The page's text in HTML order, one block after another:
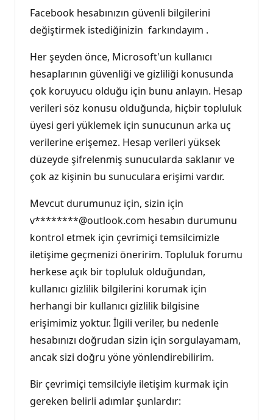
Facebook hesabınızın güvenli bilgilerini
değiştirmek istediğinizin farkındayım .
Her şeyden önce, Microsoft'un kullanıcı
hesaplarının güvenliği ve gizliliği konusunda
çok koruyucu olduğu için bunu anlayın. Hesap
verileri söz konusu olduğunda, hiçbir topluluk
üyesi geri yüklemek için sunucunun arka uç
verilerine erişemez. Hesap verileri yüksek
düzeyde şifrelenmiş sunucularda saklanır ve
çok az kişinin bu sunuculara erişimi vardır.
Mevcut durumunuz için, sizin için
v********@outlook.com hesabın durumunu
kontrol etmek için çevrimiçi temsilcimizle
iletişime geçmenizi öneririm. Topluluk forumu
herkese açık bir topluluk olduğundan,
kullanıcı gizlilik bilgilerini korumak için
herhangi bir kullanıcı gizlilik bilgisine
erişimimiz yoktur. İlgili veriler, bu nedenle
hesabınızı doğrudan sizin için sorgulayamam,
ancak sizi doğru yöne yönlendirebilirim.
Bir çevrimiçi temsilciyle iletişim kurmak için
gereken belirli adımlar şunlardır: